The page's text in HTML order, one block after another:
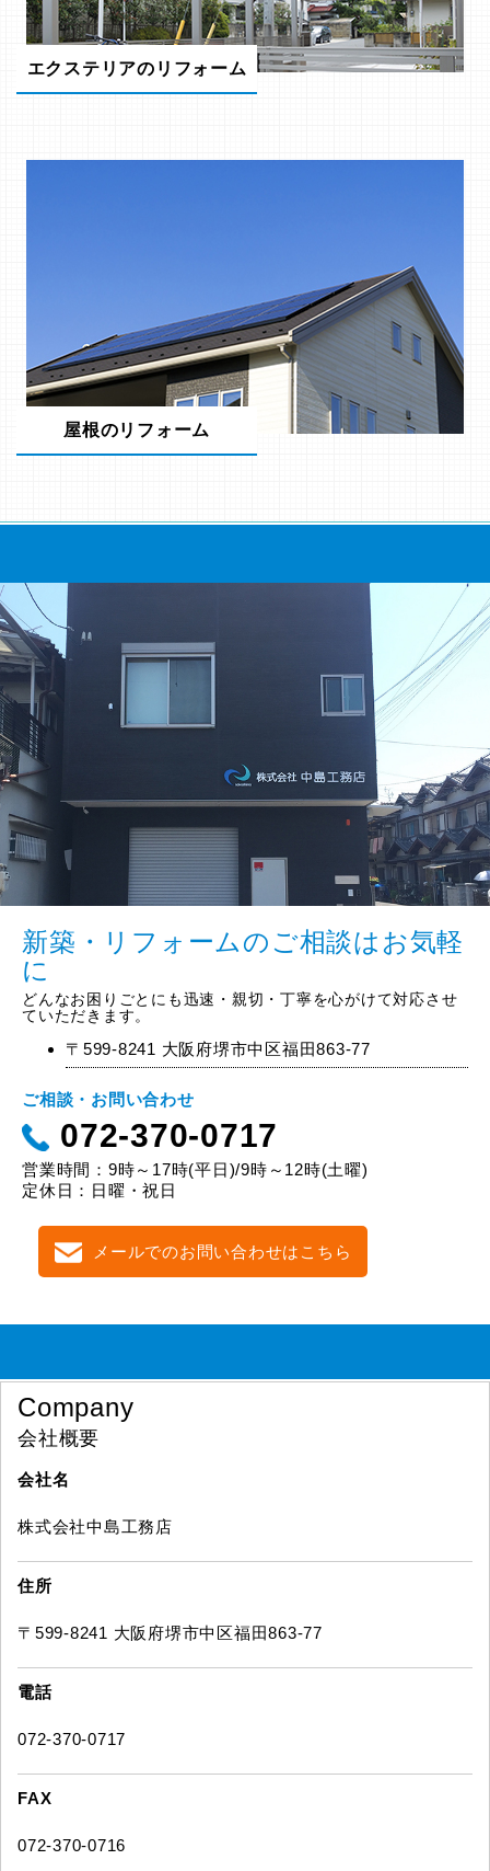
エクステリアのリフォーム
屋根のリフォーム
新築・リフォームのご相談はお気軽
に
どんなお困りごとにも迅速・親切・丁寧を心がけて対応させ
ていただきます。
〒599-8241 大阪府堺市中区福田863-77
ご相談・お問い合わせ
072-370-0717
営業時間：9時～17時(平日)/9時～12時(土曜)
定休日：日曜・祝日
メールでのお問い合わせはこちら
Company
会社概要
会社名
株式会社中島工務店
住所
〒599-8241 大阪府堺市中区福田863-77
電話
072-370-0717
FAX
072-370-0716